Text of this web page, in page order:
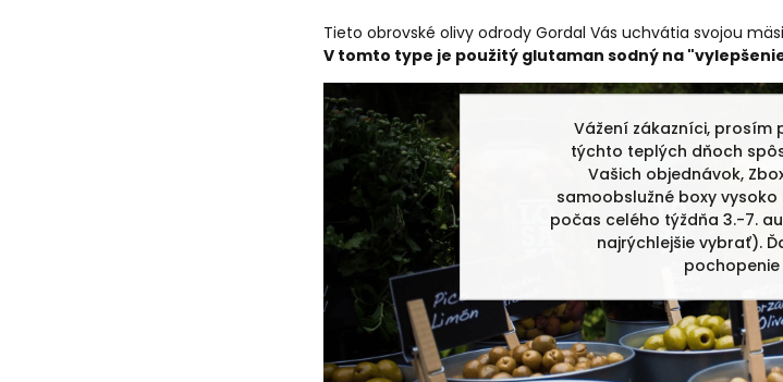
Vážení zákazníci, prosím
týchto teplých dňoch
Vašich objednávok,
samoobslužné boxy
počas celého týždňa 3.-7.
najrýchlejšie vybrať).
pochopenie
Tieto obrovské olivy odrody Gordal Vás uchvátia svojou
V tomto type je použitý glutaman sodný na